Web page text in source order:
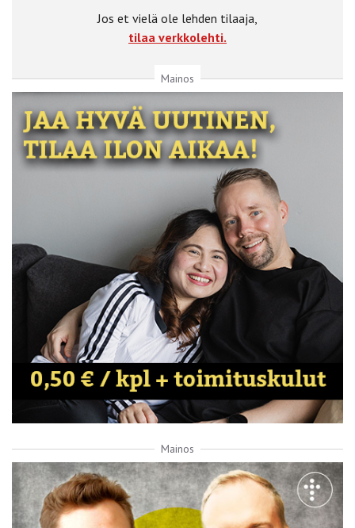
Jos et vielä ole lehden tilaaja,
tilaa verkkolehti.
Mainos
Mainos